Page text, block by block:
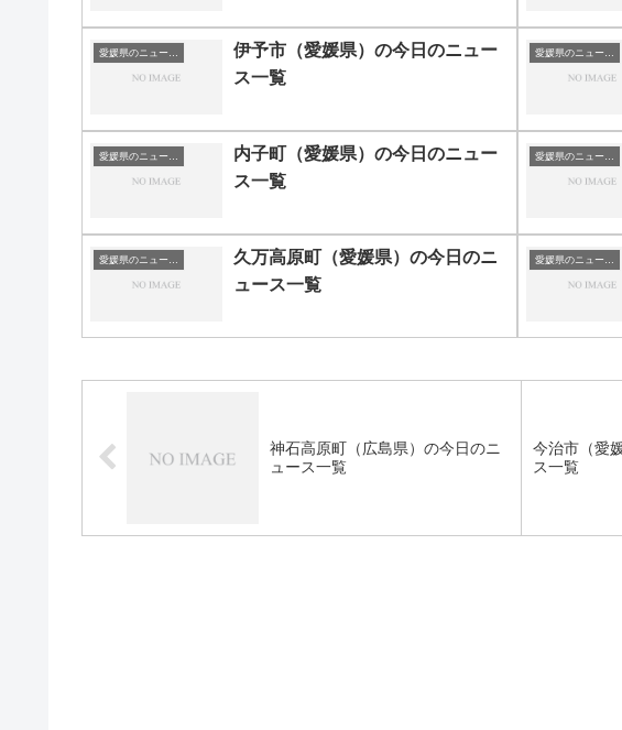
愛媛県のニュース一覧
伊予市（愛媛県）の今日のニュー
ス一覧
愛媛県のニュース一覧
愛媛県のニュース一覧
内子町（愛媛県）の今日のニュー
ス一覧
愛媛県のニュース一覧
愛媛県のニュース一覧
久万高原町（愛媛県）の今日のニ
ュース一覧
愛媛県のニュース一覧
神石高原町（広島県）の今日のニ
ュース一覧
今治市（愛
ス一覧